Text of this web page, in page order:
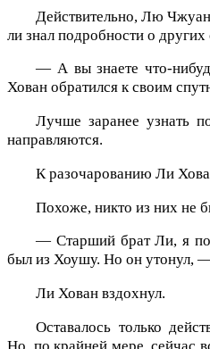
Действительно, Лю
ли знал подробности о других
— А вы знаете что-
Хован обратился к своим
Лучше заранее узнать
направляются.
К разочарованию Ли
Похоже, никто из них не
— Старший брат Ли, я
был из Хоушу. Но он утонул,
Ли Хован вздохнул.
Оставалось только